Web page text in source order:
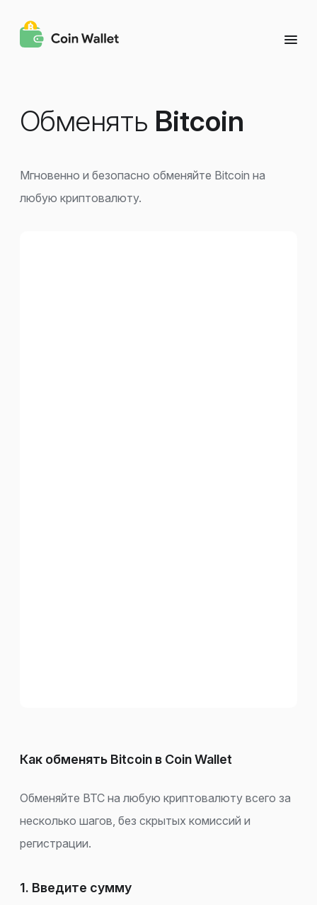
Обменять Bitcoin
Мгновенно и безопасно обменяйте Bitcoin на
любую криптовалюту.
Как обменять Bitcoin в Coin Wallet
Обменяйте BTC на любую криптовалюту всего за
несколько шагов, без скрытых комиссий и
регистрации.
1. Введите сумму